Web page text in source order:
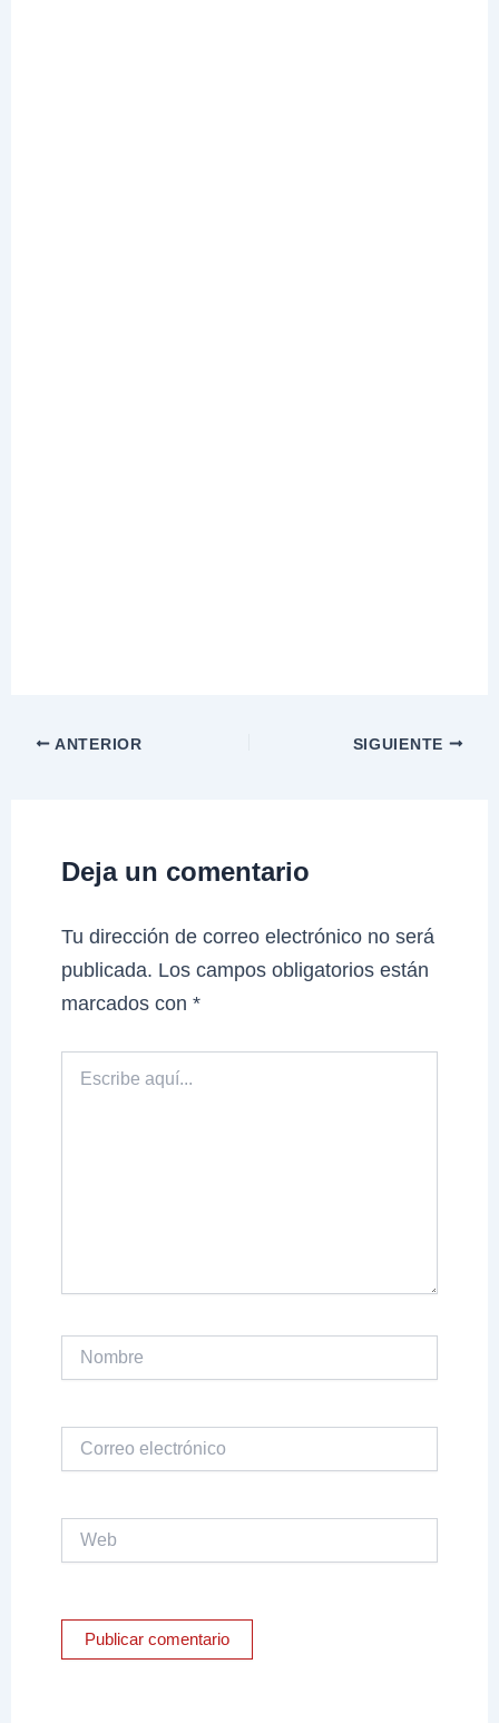
ANTERIOR SIGUIENTE
Deja un comentario
Tu dirección de correo electrónico no será
publicada. Los campos obligatorios están
marcados con*
aquí...
electrónico